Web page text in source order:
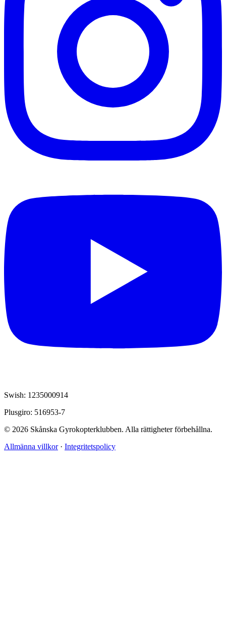
Swish: 1235000914
Plusgiro: 516953-7
© 2026 Skånska Gyrokopterklubben. Alla rättigheter förbehållna.
Allmänna villkor · Integritetspolicy